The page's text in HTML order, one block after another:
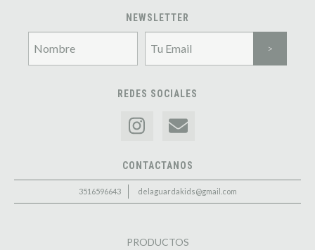
NEWSLETTER
REDES SOCIALES
CONTACTANOS
3516596643 delaguardakids@gmail.com
PRODUCTOS